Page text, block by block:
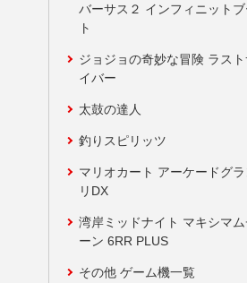
バーサス２ インフィニットブ
ト
ジョジョの奇妙な冒険 ラス
イバー
太鼓の達人
釣りスピリッツ
マリオカート アーケードグ
リDX
湾岸ミッドナイト マキシマム
ーン 6RR PLUS
その他 ゲーム機一覧